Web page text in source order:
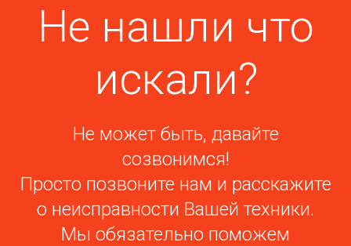
Не нашли что
искали?
Не может быть, давайте
созвонимся!
Просто позвоните нам и расскажите
о неисправности Вашей техники.
Мы обязательно поможем